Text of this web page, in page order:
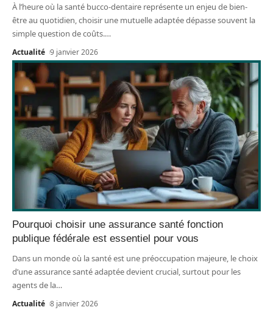
À l’heure où la santé bucco-dentaire représente un enjeu de bien-
être au quotidien, choisir une mutuelle adaptée dépasse souvent la
simple question de coûts.…
Actualité 9 janvier 2026
Pourquoi choisir une assurance santé fonction
publique fédérale est essentiel pour vous
Dans un monde où la santé est une préoccupation majeure, le choix
d’une assurance santé adaptée devient crucial, surtout pour les
agents de la…
Actualité 8 janvier 2026